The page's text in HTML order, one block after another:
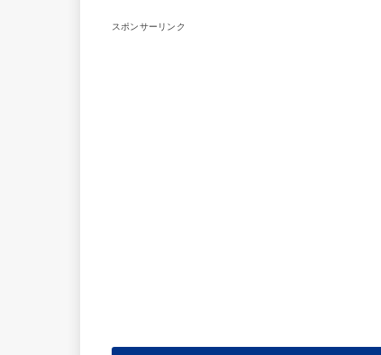
スポンサーリンク